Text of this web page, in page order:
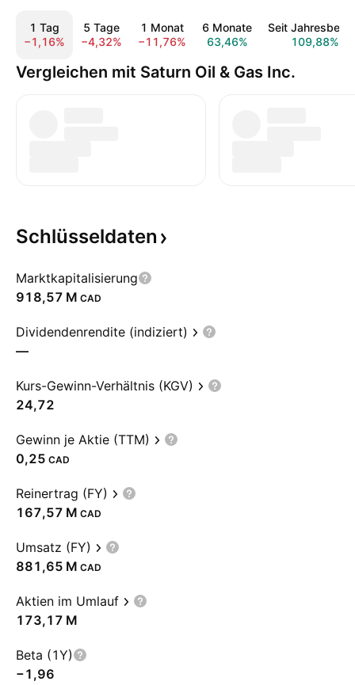
1 Tag
−1,16%
5 Tage
−4,32%
1 Monat
−11,76%
6 Monate
63,46%
Seit
109,88%
Vergleichen mit Saturn Oil & Gas Inc.
Schlüsseldaten
Marktkapitalisierung
‪918,57 M‬ CAD
Dividendenrendite (indiziert)
—
Kurs-Gewinn-Verhältnis (KGV)
24,72
Gewinn je Aktie (TTM)
0,25 CAD
Reinertrag (FY)
‪167,57 M‬ CAD
Umsatz (FY)
‪881,65 M‬ CAD
Aktien im Umlauf
‪173,17 M‬
Beta (1Y)
−1,96